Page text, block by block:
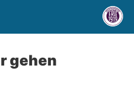
gehen